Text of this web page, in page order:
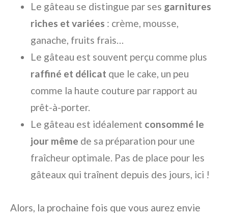
Le gâteau se distingue par ses garnitures
riches et variées : crème, mousse,
ganache, fruits frais…
Le gâteau est souvent perçu comme plus
raffiné et délicat que le cake, un peu
comme la haute couture par rapport au
prêt-à-porter.
Le gâteau est idéalement consommé le
jour même de sa préparation pour une
fraîcheur optimale. Pas de place pour les
gâteaux qui traînent depuis des jours, ici !
Alors, la prochaine fois que vous aurez envie